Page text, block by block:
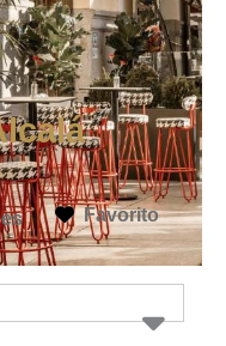
Favorito